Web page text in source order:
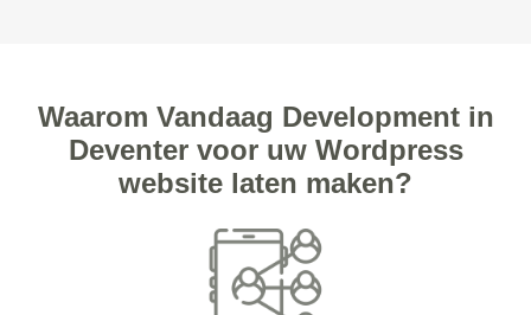
Waarom Vandaag Development in
Deventer voor uw Wordpress
website laten maken?